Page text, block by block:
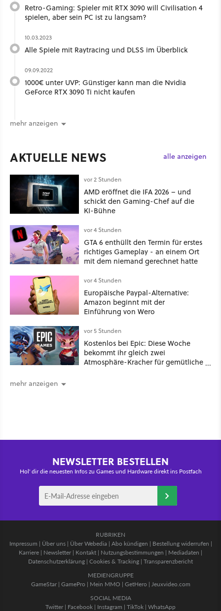
Retro-Gaming: Spieler mit RTX 3090 will Civilisation 4
spielen, aber sein PC ist zu langsam?
10.03.2023
Alle Spiele mit Raytracing und DLSS im Überblick
09.09.2022
1000€ unter UVP: Günstiger kann man die Nvidia
GeForce RTX 3090 Ti nicht kaufen
mehr anzeigen
AKTUELLE NEWS alle anzeigen
vor 2 Stunden
AMD eröffnet die IFA 2026 – und
schickt den Gaming-Chef auf die
KI-Bühne
vor 4 Stunden
GTA 6 enthüllt den Termin für erstes
richtiges Gameplay - an einem Ort
mit dem niemand gerechnet hatte
vor 4 Stunden
Europäische Paypal-Alternative:
Amazon beginnt mit der
Einführung von Wero
vor 5 Stunden
Kostenlos bei Epic: Diese Woche
bekommt ihr gleich zwei
Atmosphäre-Kracher für gemütliche
mehr anzeigen
NEWSLETTER BESTELLEN
Hol' dir die neuesten Infos zu Games und Hardware direkt ins Postfach
RUBRIKEN
Impressum | Über uns| Über Webedia | Abo kündigen | Bestellung widerrufen |
Karriere | Newsletter | Kontakt | Nutzungsbestimmungen | Mediadaten |
Datenschutzerklärung | Cookies & Tracking | Transparenzbericht
MEDIENGRUPPE
GameStar| GamePro | Mein MMO | GetHero | Jeuxvideo.com
SOCIAL MEDIA
Twitter | Facebook | Instagram | TikTok | WhatsApp